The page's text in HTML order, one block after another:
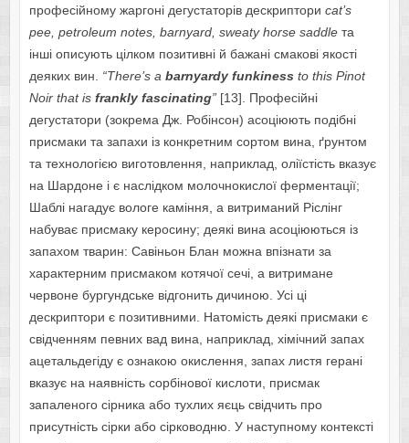
професійному жаргоні дегустаторів дескриптори cat’s
pee, petroleum notes, barnyard, sweaty horse saddle та
інші описують цілком позитивні й бажані смакові якості
деяких вин. “There’s a barnyardy funkinessto this Pinot
Noir that is frankly fascinating”[13]. Професійні
дегустатори (зокрема Дж. Робінсон) асоціюють подібні
присмаки та запахи із конкретним сортом вина, ґрунтом
та технологією виготовлення, наприклад, оліїстість вказує
на Шардоне і є наслідком молочнокислої ферментації;
Шаблі нагадує вологе каміння, а витриманий Ріслінг
набуває присмаку керосину; деякі вина асоціюються із
запахом тварин: Савіньон Блан можна впізнати за
характерним присмаком котячої сечі, а витримане
червоне бургундське відгонить дичиною. Усі ці
дескриптори є позитивними. Натомість деякі присмаки є
свідченням певних вад вина, наприклад, хімічний запах
ацетальдегіду є ознакою окислення, запах листя герані
вказує на наявність сорбінової кислоти, присмак
запаленого сірника або тухлих яєць свідчить про
присутність сірки або сірководню. У наступному контексті